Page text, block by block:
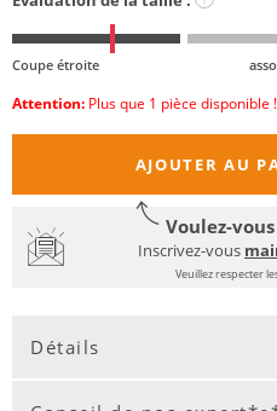
Coupe étroite
Attention: Plus que 1 pièce disponible !
AJOUTER AU
Voulez-
Inscrivez-vous
Veuillez respecter
Détails